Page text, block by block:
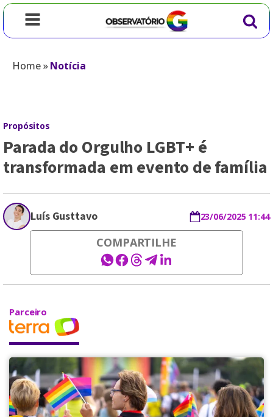
Home»Notícia
Propósitos
Parada do Orgulho LGBT+ é
transformada em evento de família
Luís Gusttavo 23/06/2025 11:44
COMPARTILHE
Parceiro